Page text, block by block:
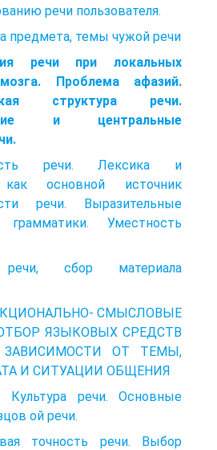
речи пользователя.
предмета, темы чужой речи
речи при локальных
Проблема афазий.
структура речи.
и центральные
речи. Лексика и
как основной источник
речи. Выразительные
грамматики. Уместность
речи, сбор материала
СМЫСЛОВЫЕ
ЯЗЫКОВЫХ СРЕДСТВ
ОТ ТЕМЫ,
И СИТУАЦИИ ОБЩЕНИЯ
речи. Основные
ой речи.
точность речи. Выбор